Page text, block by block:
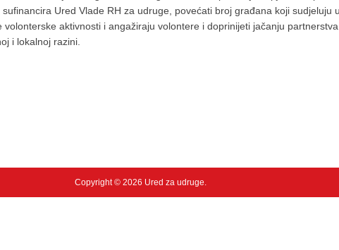
Ured Vlade RH za udruge, povećati broj građana koji sudjeluju
aktivnosti i angažiraju volontere i doprinijeti jačanju
i lokalnoj razini.
Copyright © 2026 Ured za udruge.